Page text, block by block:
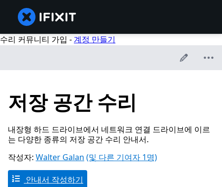
수리 커뮤니티 가입 -계정 만들기
저장 공간 수리
내장형 하드 드라이브에서 네트워크 연결 드라이브에 이르
는 다양한 종류의 저장 공간 수리 안내서.
작성자: Walter Galan (및 다른 기여자 1명)
안내서 작성하기